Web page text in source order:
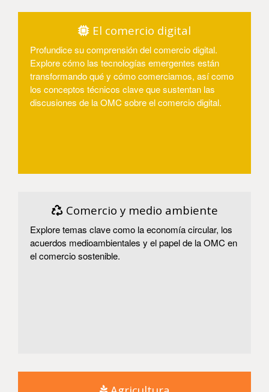
El comercio digital
Profundice su comprensión del comercio digital.
Explore cómo las tecnologías emergentes están
transformando qué y cómo comerciamos, así como
los conceptos técnicos clave que sustentan las
discusiones de la OMC sobre el comercio digital.
Comercio y medio ambiente
Explore temas clave como la economía circular, los
acuerdos medioambientales y el papel de la OMC en
el comercio sostenible.